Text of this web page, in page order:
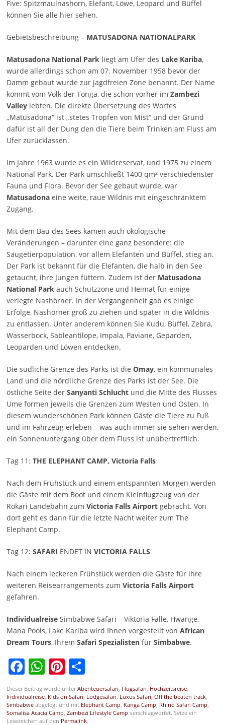
Five: Spitzmaulnashorn, Elefant, Löwe, Leopard und Büffel
können Sie alle hier sehen.
Gebietsbeschreibung –MATUSADONA NATIONALPARK
Matusadona National Parkliegt am Ufer des Lake Kariba,
wurde allerdings schon am 07. November 1958 bevor der
Damm gebaut wurde zur jagdfreien Zone benannt. Der Name
kommt vom Volk der Tonga, die schon vorher im Zambezi
Valley lebten. Die direkte Übersetzung des Wortes
„Matusadona“ ist „stetes Tropfen von Mist“ und der Grund
dafür ist all der Dung den die Tiere beim Trinken am Fluss am
Ufer zurücklassen.
Im Jahre 1963 wurde es ein Wildreservat, und 1975 zu einem
National Park. Der Park umschließt 1400 qm² verschiedenster
Fauna und Flora. Bevor der See gebaut wurde, war
Matusadonaeine weite, raue Wildnis mit eingeschränktem
Zugang.
Mit dem Bau des Sees kamen auch ökologische
Veränderungen – darunter eine ganz besondere: die
Säugetierpopulation, vor allem Elefanten und Büffel, stieg an.
Der Park ist bekannt für die Elefanten, die halb in den See
getaucht, ihre Jungen füttern. Zudem ist der Matusadona
National Parkauch Schutzzone und Heimat für einige
verlegte Nashörner. In der Vergangenheit gab es einige
Erfolge, Nashörner groß zu ziehen und später in die Wildnis
zu entlassen. Unter anderem können Sie Kudu, Büffel, Zebra,
Wasserbock, Sableantilope, Impala, Paviane, Geparden,
Leoparden und Löwen entdecken.
Die südliche Grenze des Parks ist die Omay, ein kommunales
Land und die nördliche Grenze des Parks ist der See. Die
östliche Seite der Sanyanti Schluchtund die Mitte des Flusses
Ume formen jeweils die Grenzen zum Westen und Osten. In
diesem wunderschönen Park können Gäste die Tiere zu Fuß
und im Fahrzeug erleben – was auch immer sie sehen werden,
ein Sonnenuntergang über dem Fluss ist unübertrefflich.
Tag 11: THE ELEPHANT CAMP, Victoria Falls
Nach dem Frühstück und einem entspannten Morgen werden
die Gäste mit dem Boot und einem Kleinflugzeug von der
Rokari Landebahn zum Victoria Falls Airportgebracht. Von
dort geht es dann für die letzte Nacht weiter zum The
Elephant Camp.
Tag 12: SAFARI ENDET IN VICTORIA FALLS
Nach einem leckeren Frühstück werden die Gäste für ihre
weiteren Reisearrangements zum Victoria Falls Airport
gefahren.
Individualreise Simbabwe Safari – Viktoria Fälle, Hwange,
Mana Pools, Lake Kariba wird Ihnen vorgestellt von African
Dream Tours, Ihrem Safari Spezialistenfür Simbabwe.
Facebook
WhatsApp
Pinterest
Teilen
Dieser Beitrag wurde unterAbenteuersafari Flugsafari Hochzeitsreise,
Individualreise, Kids on Safari Lodgesafari Luxus Safari Off the beaten track,
Simbabweabgelegt und mit Elephant Camp Kanga Camp Rhino Safari Camp
Somalisa Acacia Camp Zambezi Lifestyle Camp verschlagwortet. Setze ein
Lesezeichen auf den Permalink.